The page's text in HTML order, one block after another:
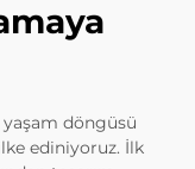
döngüsü
ediniyoruz. İlk